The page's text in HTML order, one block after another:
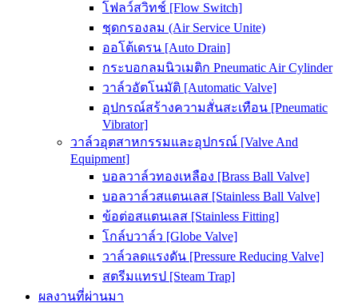
โฟลว์สวิทช์ [Flow Switch]
ชุดกรองลม (Air Service Unite)
ออโต้เดรน [Auto Drain]
กระบอกลมนิวเมติก Pneumatic Air Cylinder
วาล์วอัตโนมัติ [Automatic Valve]
อุปกรณ์สร้างความสั่นสะเทือน [Pneumatic
Vibrator]
วาล์วอุตสาหกรรมและอุปกรณ์ [Valve And
Equipment]
บอลวาล์วทองเหลือง [Brass Ball Valve]
บอลวาล์วสแตนเลส [Stainless Ball Valve]
ข้อต่อสแตนเลส [Stainless Fitting]
โกล์บวาล์ว [Globe Valve]
วาล์วลดแรงดัน [Pressure Reducing Valve]
สตรีมแทรป [Steam Trap]
ผลงานที่ผ่านมา